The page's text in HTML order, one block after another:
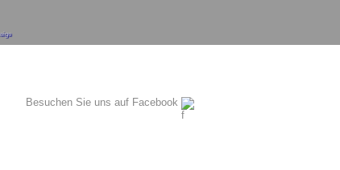
Besuchen Sie uns auf Facebook